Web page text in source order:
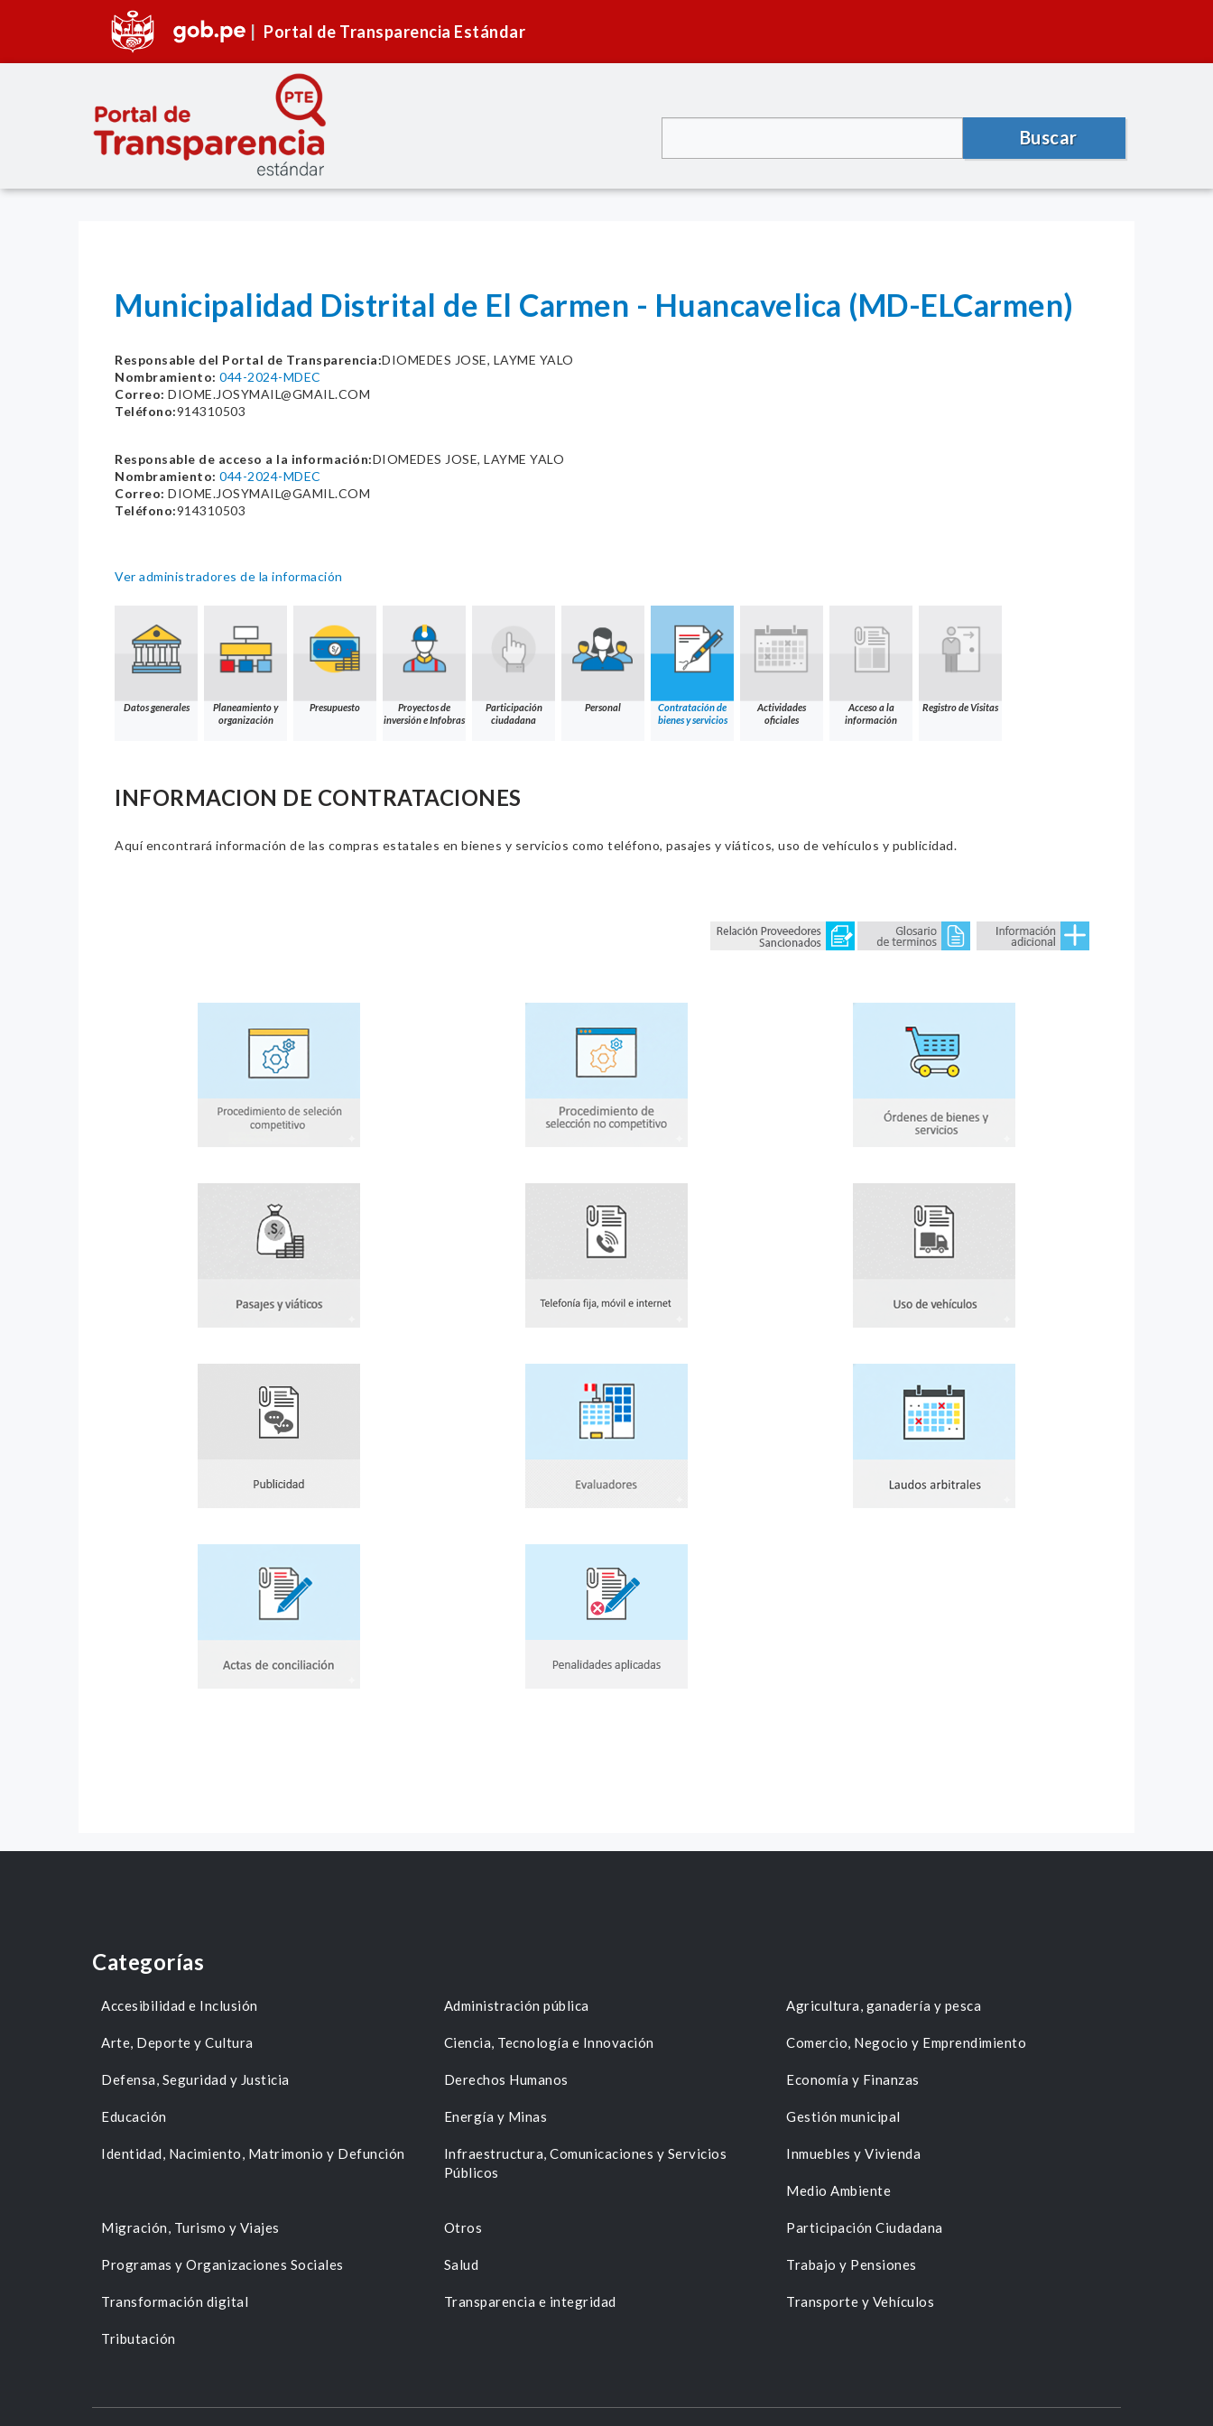
Portal de Transparencia Estándar
Buscar
Municipalidad Distrital de El Carmen - Huancavelica (MD-ELCarmen)
Responsable del Portal de Transparencia:DIOMEDES JOSE, LAYME YALO
Nombramiento: 044-2024-MDEC
Correo: DIOME.JOSYMAIL@GMAIL.COM
Teléfono:914310503
Responsable de acceso a la información:DIOMEDES JOSE, LAYME YALO
Nombramiento: 044-2024-MDEC
Correo: DIOME.JOSYMAIL@GAMIL.COM
Teléfono:914310503
Ver administradores de la información
Datos generales
Planeamiento y
organización
Presupuesto
Proyectos de
inversión e Infobras
Participación
ciudadana
Personal
Contratación de
bienes y servicios
Actividades
oficiales
Acceso a la
información
Registro de Visitas
INFORMACION DE CONTRATACIONES
Aquí encontrará información de las compras estatales en bienes y servicios como teléfono, pasajes y viáticos, uso de vehículos y publicidad.
Categorías
Accesibilidad e Inclusión Administración pública Agricultura, ganadería y pesca
Arte, Deporte y Cultura Ciencia, Tecnología e Innovación Comercio, Negocio y Emprendimiento
Defensa, Seguridad y Justicia Derechos Humanos Economía y Finanzas
Educación Energía y Minas Gestión municipal
Identidad, Nacimiento, Matrimonio y Defunción
Infraestructura, Comunicaciones y Servicios
Públicos
Inmuebles y Vivienda
Medio Ambiente
Migración, Turismo y Viajes Otros Participación Ciudadana
Programas y Organizaciones Sociales Salud Trabajo y Pensiones
Transformación digital Transparencia e integridad Transporte y Vehículos
Tributación